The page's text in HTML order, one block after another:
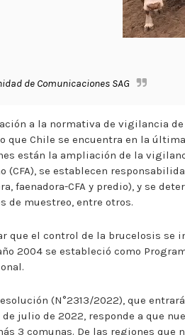
de Comunicaciones SAG
a la normativa de vigilancia
que Chile se encuentra en la
están la ampliación de la
(CFA), se establecen
faenadora-CFA y predio), y se
de muestreo, entre otros.
que el control de la brucelosis se
2004 se estableció como
(N°2313/2022), que
de julio de 2022, responde a que
3 comunas. De las regiones